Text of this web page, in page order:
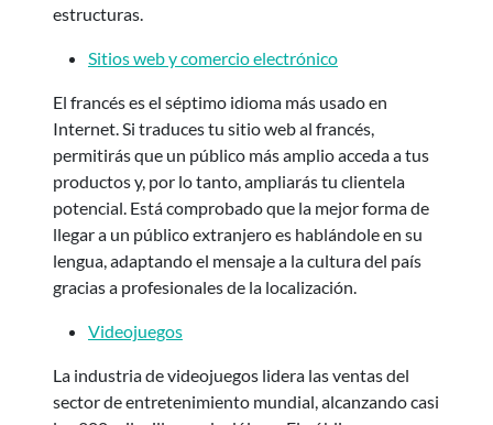
estructuras.
Sitios web y comercio electrónico
El francés es el séptimo idioma más usado en
Internet. Si traduces tu sitio web al francés,
permitirás que un público más amplio acceda a tus
productos y, por lo tanto, ampliarás tu clientela
potencial. Está comprobado que la mejor forma de
llegar a un público extranjero es hablándole en su
lengua, adaptando el mensaje a la cultura del país
gracias a profesionales de la localización.
Videojuegos
La industria de videojuegos lidera las ventas del
sector de entretenimiento mundial, alcanzando casi